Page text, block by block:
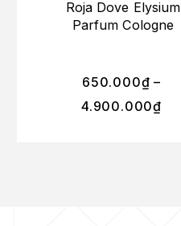
Roja Dove Elysium
Parfum Cologne
650.000₫ –
4.900.000₫